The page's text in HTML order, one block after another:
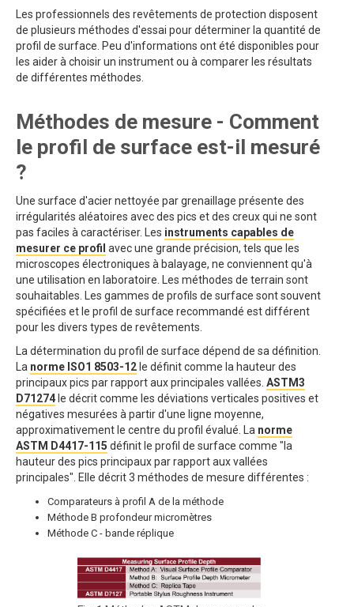
Les professionnels des revêtements de protection disposent
de plusieurs méthodes d'essai pour déterminer la quantité de
profil de surface. Peu d'informations ont été disponibles pour
les aider à choisir un instrument ou à comparer les résultats
de différentes méthodes.
Méthodes de mesure - Comment
le profil de surface est-il mesuré
?
Une surface d'acier nettoyée par grenaillage présente des
irrégularités aléatoires avec des pics et des creux qui ne sont
pas faciles à caractériser. Les instruments capables de
mesurer ce profil avec une grande précision, tels que les
microscopes électroniques à balayage, ne conviennent qu'à
une utilisation en laboratoire. Les méthodes de terrain sont
souhaitables. Les gammes de profils de surface sont souvent
spécifiées et le profil de surface recommandé est différent
pour les divers types de revêtements.
La détermination du profil de surface dépend de sa définition.
La norme ISO1 8503-12 le définit comme la hauteur des
principaux pics par rapport aux principales vallées. ASTM3
D71274 le décrit comme les déviations verticales positives et
négatives mesurées à partir d'une ligne moyenne,
approximativement le centre du profil évalué. La norme
ASTM D4417-115 définit le profil de surface comme "la
hauteur des pics principaux par rapport aux vallées
principales". Elle décrit 3 méthodes de mesure différentes :
Comparateurs à profil A de la méthode
Méthode B profondeur micromètres
Méthode C - bande réplique